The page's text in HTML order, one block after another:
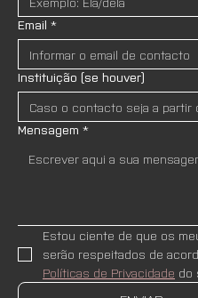
Email *
Instituição (se houver)
Mensagem *
Estou ciente de que os
Políticas de Privacidade do